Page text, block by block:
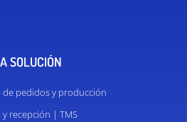
SOLUCIÓN
de pedidos y producción
y recepción | TMS